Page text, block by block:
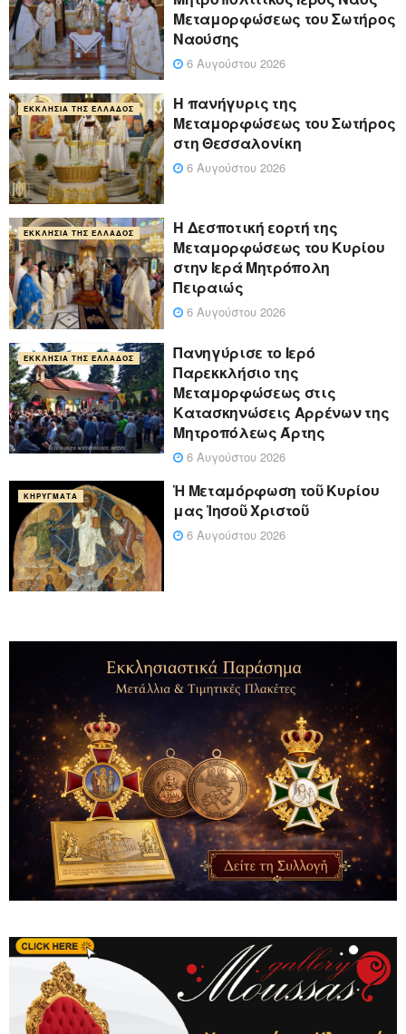
Μεταμορφώσεως του Σωτήρος
Ναούσης
6 Αυγούστου 2026
ΕΚΚΛΗΣΊΑ ΤΗΣ ΕΛΛΆΔΟΣ
Η πανήγυρις της
Μεταμορφώσεως του Σωτήρος
στη Θεσσαλονίκη
6 Αυγούστου 2026
ΕΚΚΛΗΣΊΑ ΤΗΣ ΕΛΛΆΔΟΣ
Η Δεσποτική εορτή της
Μεταμορφώσεως του Κυρίου
στην Ιερά Μητρόπολη
Πειραιώς
6 Αυγούστου 2026
ΕΚΚΛΗΣΊΑ ΤΗΣ ΕΛΛΆΔΟΣ
Πανηγύρισε το Ιερό
Παρεκκλήσιο της
Μεταμορφώσεως στις
Κατασκηνώσεις Αρρένων της
Μητροπόλεως Άρτης
6 Αυγούστου 2026
ΚΗΡΎΓΜΑΤΑ
Ἡ Μεταμόρφωση τοῦ Κυρίου
μας Ἰησοῦ Χριστοῦ
6 Αυγούστου 2026